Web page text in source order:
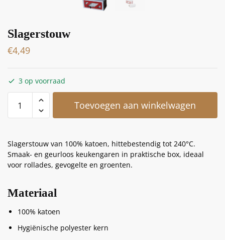
Slagerstouw
€4,49
3 op voorraad
Toevoegen aan winkelwagen
Slagerstouw van 100% katoen, hittebestendig tot 240°C.
Smaak- en geurloos keukengaren in praktische box, ideaal
voor rollades, gevogelte en groenten.
Materiaal
100% katoen
Hygiënische polyester kern